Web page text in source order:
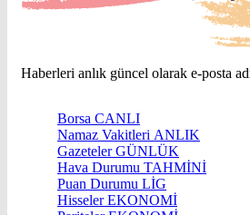
Haberleri anlık güncel olarak e-posta
Borsa CANLI
Namaz Vakitleri ANLIK
GazetelerGÜNLÜK
Hava Durumu TAHMİNİ
Puan Durumu LİG
HisselerEKONOMİ